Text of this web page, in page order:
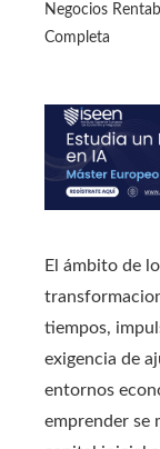
Negocios
Completa
El ámbito de
tiempos,
exigencia de
entornos
emprender se